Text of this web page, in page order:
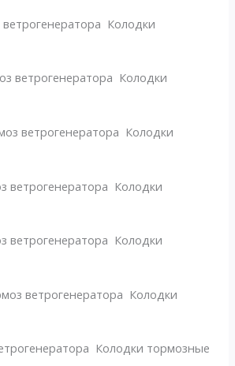
Колодки
ветрогенератора Колодки
ветрогенератора Колодки
ветрогенератора Колодки
ветрогенератора Колодки
ветрогенератора Колодки
Колодки тормозные